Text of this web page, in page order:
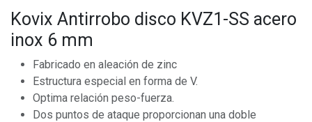
Kovix Antirrobo disco KVZ1-SS acero
inox 6 mm
Fabricado en aleación de zinc
Estructura especial en forma de V.
Optima relación peso-fuerza.
Dos puntos de ataque proporcionan una doble